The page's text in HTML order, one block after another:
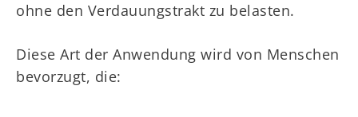
ohne den Verdauungstrakt zu belasten.
Diese Art der Anwendung wird von Menschen
bevorzugt, die: